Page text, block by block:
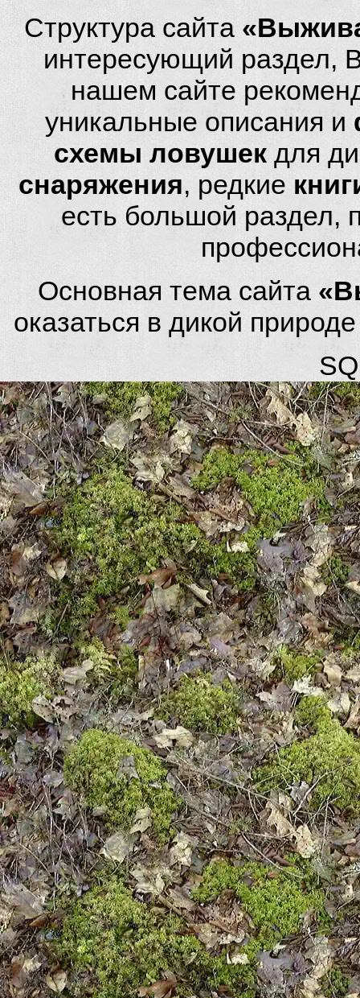
Структура сайта
интересующий раздел,
нашем сайте
уникальные описания и
схемы ловушек для
снаряжения, редкие
есть большой
Основная тема сайта
оказаться в дикой